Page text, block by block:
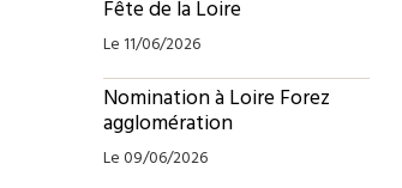
Fête de la Loire
Le 11/06/2026
Nomination à Loire Forez
agglomération
Le 09/06/2026